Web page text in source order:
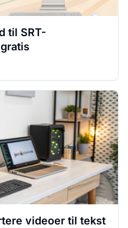
til SRT-
videoer til tekst